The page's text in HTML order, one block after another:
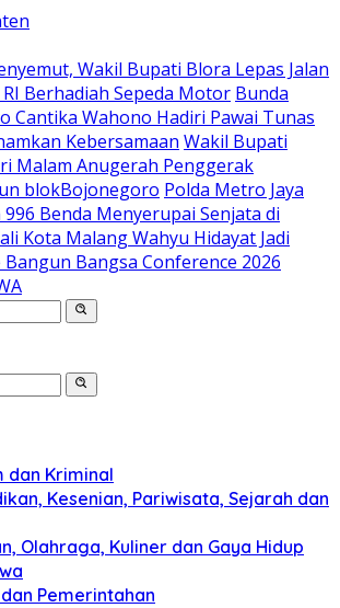
Wakil Bupati Blora Lepas Jalan
Berhadiah Sepeda Motor Bunda
Cantika Wahono Hadiri Pawai Tunas
Kebersamaan Wakil Bupati
Malam Anugerah Penggerak
blokBojonegoro Polda Metro Jaya
Benda Menyerupai Senjata di
Kota Malang Wahyu Hidayat Jadi
Bangsa Conference 2026
dan Kriminal
Kesenian, Pariwisata, Sejarah dan
Olahraga, Kuliner dan Gaya Hidup
Pemerintahan